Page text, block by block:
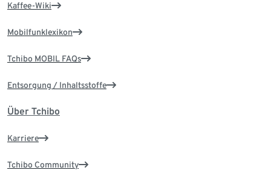
Kaffee-Wiki
Mobilfunklexikon
Tchibo MOBIL FAQs
Entsorgung / Inhaltsstoffe
Über Tchibo
Karriere
Tchibo Community